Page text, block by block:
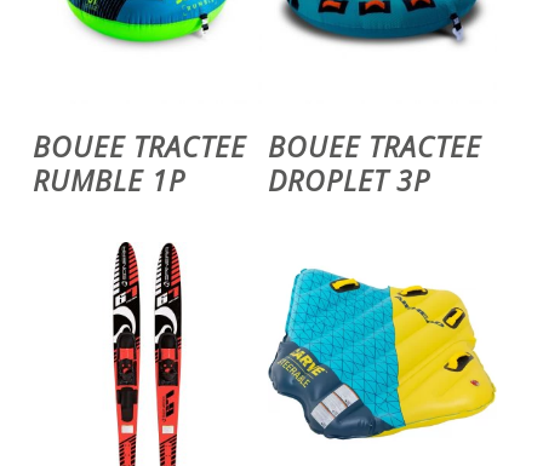
BOUEE TRACTEE
RUMBLE 1P
BOUEE TRACTEE
DROPLET 3P